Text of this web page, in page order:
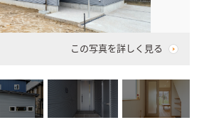
この写真を詳しく見る